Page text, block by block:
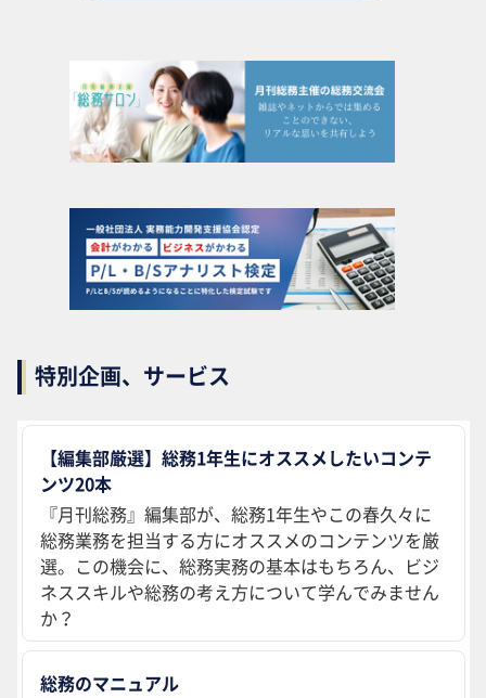
特別企画、サービス
【編集部厳選】総務1年生にオススメしたいコンテ
ンツ20本
『月刊総務』編集部が、総務1年生やこの春久々に
総務業務を担当する方にオススメのコンテンツを厳
選。この機会に、総務実務の基本はもちろん、ビジ
ネススキルや総務の考え方について学んでみません
か？
総務のマニュアル